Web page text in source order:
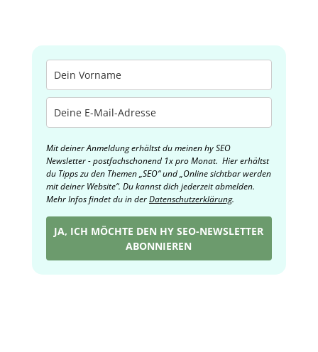
Mit deiner Anmeldung erhältst du meinen hy SEO
Newsletter - postfachschonend 1x pro Monat. Hier erhältst
du Tipps zu den Themen „SEO“ und „Online sichtbar werden
mit deiner Website“. Du kannst dich jederzeit abmelden.
Mehr Infos findet du in derDatenschutzerklärung.
JA, ICH MÖCHTE DEN HY SEO-NEWSLETTER
ABONNIEREN